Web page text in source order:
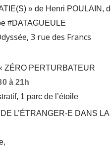
» de Henri POULAIN,
#DATAGUEULE
3 rue des Francs
ZÉRO PERTURBATEUR
à 21h
1 parc de l’étoile
DE L’ÉTRANGER-E DANS LA